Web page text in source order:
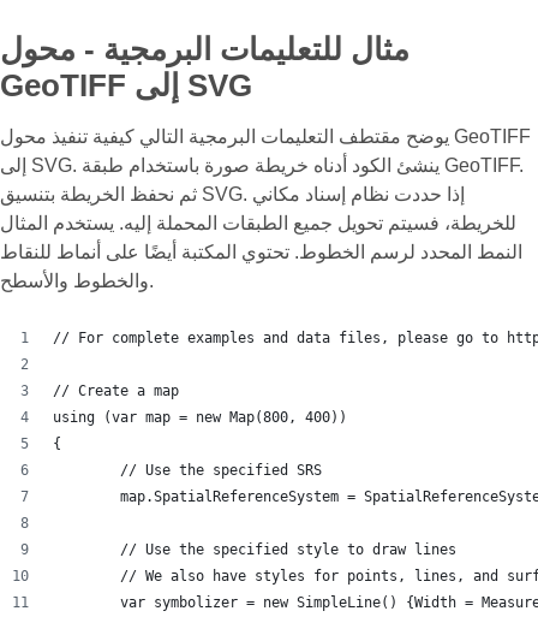
مثال للتعليمات البرمجية - محول
GeoTIFF إلى SVG
يوضح مقتطف التعليمات البرمجية التالي كيفية تنفيذ محول GeoTIFF
إلى SVG. ينشئ الكود أدناه خريطة صورة باستخدام طبقة GeoTIFF.
ثم نحفظ الخريطة بتنسيق SVG. إذا حددت نظام إسناد مكاني
للخريطة، فسيتم تحويل جميع الطبقات المحملة إليه. يستخدم المثال
النمط المحدد لرسم الخطوط. تحتوي المكتبة أيضًا على أنماط للنقاط
والخطوط والأسطح.
// For complete examples and data files, please go to
// Create a map
using (var map = new Map(800, 400))
{
	// Use the specified SRS
map.SpatialReferenceSystem =
	// Use the specified style to draw lines
// We also have styles for points, lines, and
var symbolizer = new SimpleLine() {Width =